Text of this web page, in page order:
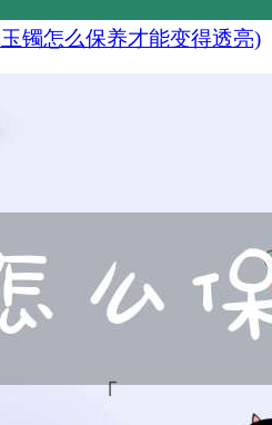
镯怎么保养才能变得透亮)